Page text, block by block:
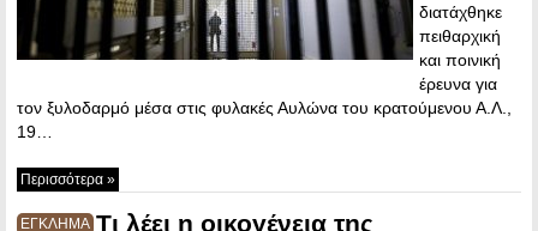
διατάχθηκε
πειθαρχική
και ποινική
έρευνα για
τον ξυλοδαρμό μέσα στις φυλακές Αυλώνα του κρατούμενου Α.Λ.,
19…
Περισσότερα »
ΕΓΚΛΗΜΑ Τι λέει η οικογένεια της